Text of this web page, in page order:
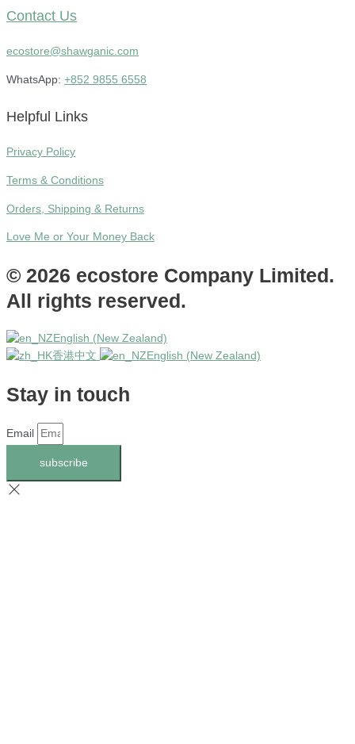
Contact Us
ecostore@shawganic.com
WhatsApp: +852 9855 6558
Helpful Links
Privacy Policy
Terms & Conditions
Orders, Shipping & Returns
Love Me or Your Money Back
© 2026 ecostore Company Limited.
All rights reserved.
English (New Zealand)
香港中文
English (New Zealand)
Stay in touch
Email
subscribe